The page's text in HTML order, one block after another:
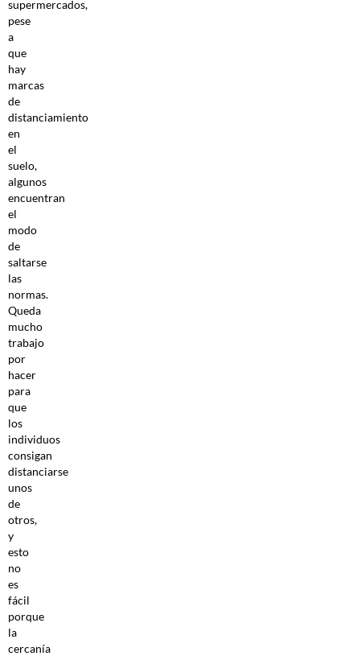
supermercados,
pese
a
que
hay
marcas
de
distanciamiento
en
el
suelo,
algunos
encuentran
el
modo
de
saltarse
las
normas.
Queda
mucho
trabajo
por
hacer
para
que
los
individuos
consigan
distanciarse
unos
de
otros,
y
esto
no
es
fácil
porque
la
cercanía